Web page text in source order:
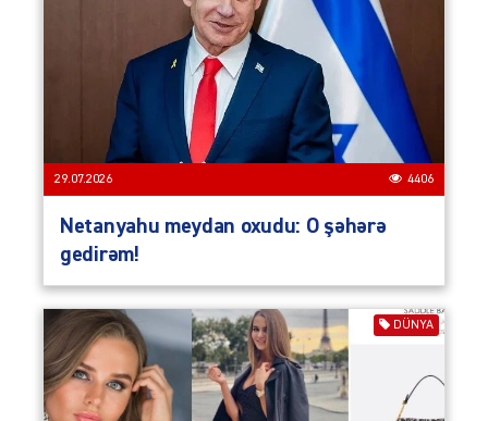
29.07.2026 4406
Netanyahu meydan oxudu: O şəhərə
gedirəm!
DÜNYA